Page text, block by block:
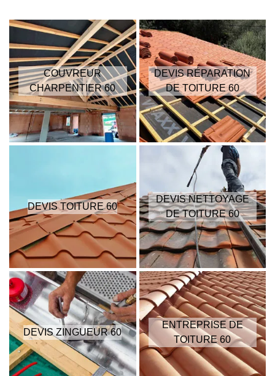
COUVREUR
CHARPENTIER 60
DEVIS RÉPARATION
DE TOITURE 60
DEVIS TOITURE 60
DEVIS NETTOYAGE
DE TOITURE 60
DEVIS ZINGUEUR 60
ENTREPRISE DE
TOITURE 60